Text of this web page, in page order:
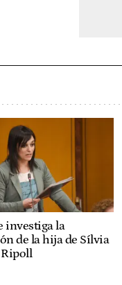
investiga la
de la hija de Sílvia